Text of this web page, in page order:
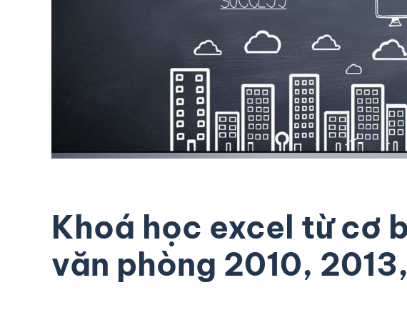
Khoá học excel từ cơ
văn phòng 2010,